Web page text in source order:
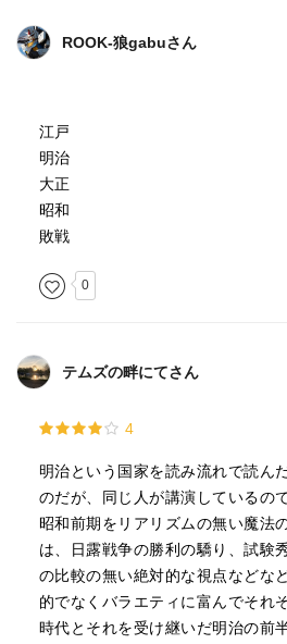
司馬としては、江戸期に始まった
を再評価すべきと強調する。
的であった江戸文化を断ち切って
本が、その不幸の積み重なりを抱
た。
その中でも、特にドイツ陸軍を真
エリート集団による参謀本部を強
用により、合理主義を捨て、視野
へと突き進んだ。
強記ともいうべき膨大な知識の中
い笑顔、その魅力を存分に味わえま
ROOK-狼gabuさん
江戸
明治
大正
昭和
敗戦
0
テムズの畔にてさん
4
明治という国家を読み流れで読ん
のだが、同じ人が講演しているの
昭和前期をリアリズムの無い魔法
は、日露戦争の勝利の驕り、試験
の比較の無い絶対的な視点などな
的でなくバラエティに富んでそれ
時代とそれを受け継いだ明治の前